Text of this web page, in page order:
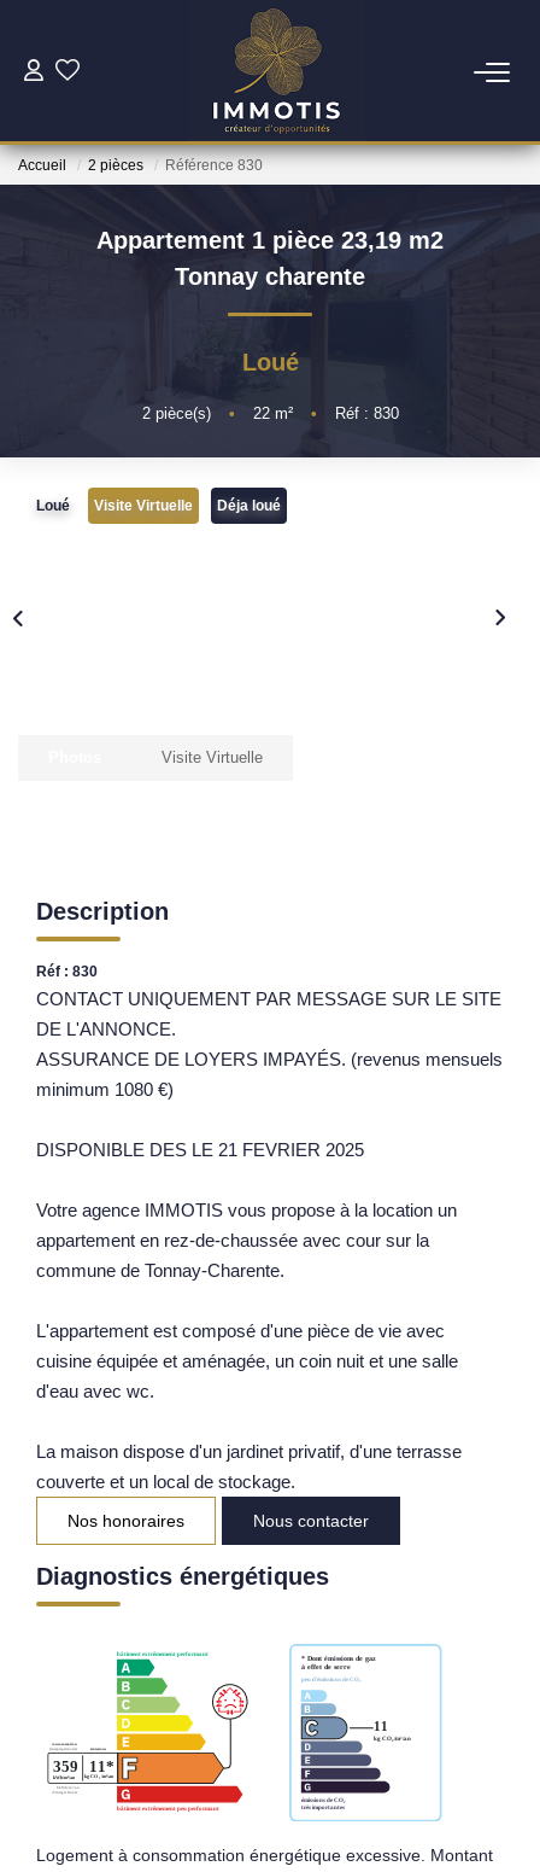
ESTIMER
Nos Biens
Nos Services
INVESTIR
LOUER
Parrainage
Avis Clients
EXTRANET
Accueil 2 pièces Référence 830
Appartement 1 pièce 23,19 m2
Tonnay charente
Loué
2pièce(s) • 22m² • Réf : 830
Loué Visite Virtuelle Déja loué
Visite Virtuelle
Description
Réf : 830
CONTACT UNIQUEMENT PAR MESSAGE SUR LE SITE
DE L'ANNONCE.
ASSURANCE DE LOYERS IMPAYÉS. (revenus mensuels
minimum 1080 €)
DISPONIBLE DES LE 21 FEVRIER 2025
Votre agence IMMOTIS vous propose à la location un
appartement en rez-de-chaussée avec cour sur la
commune de Tonnay-Charente.
L'appartement est composé d'une pièce de vie avec
cuisine équipée et aménagée, un coin nuit et une salle
d'eau avec wc.
La maison dispose d'un jardinet privatif, d'une terrasse
couverte et un local de stockage.
Nos honoraires Nous contacter
Diagnostics énergétiques
Logement à consommation énergétique excessive. Montant